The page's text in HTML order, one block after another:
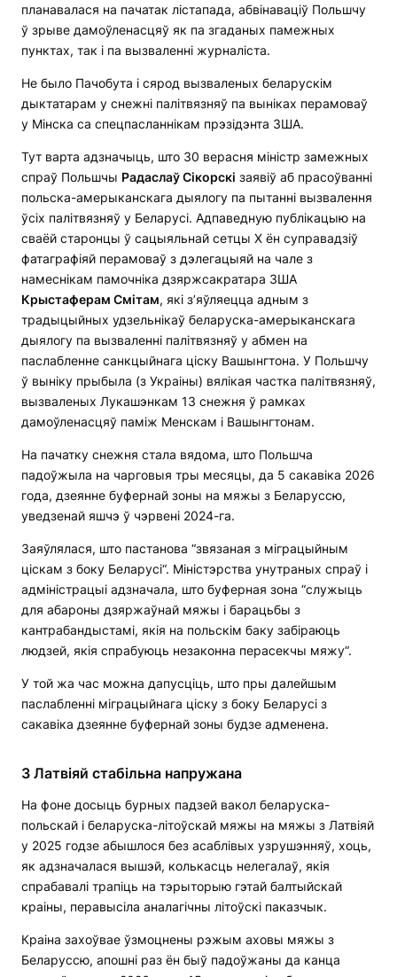
планавалася на пачатак лістапада, абвінаваціў Польшчу
ў зрыве дамоўленасцяў як па згаданых памежных
пунктах, так і па вызваленні журналіста.
Не было Пачобута і сярод вызваленых беларускім
дыктатарам у снежні палітвязняў па выніках перамоваў
у Мінска са спецпасланнікам прэзідэнта ЗША.
Тут варта адзначыць, што 30 верасня міністр замежных
спраў Польшчы Радаслаў Сікорскі заявіў аб прасоўванні
польска-амерыканскага дыялогу па пытанні вызвалення
ўсіх палітвязняў у Беларусі. Адпаведную публікацыю на
сваёй старонцы ў сацыяльнай сетцы Х ён суправадзіў
фатаграфіяй перамоваў з дэлегацыяй на чале з
намеснікам памочніка дзяржсакратара ЗША
Крыстаферам Смітам, які з’яўляецца адным з
традыцыйных удзельнікаў беларуска-амерыканскага
дыялогу па вызваленні палітвязняў у абмен на
паслабленне санкцыйнага ціску Вашынгтона. У Польшчу
ў выніку прыбыла (з Украіны) вялікая частка палітвязняў,
вызваленых Лукашэнкам 13 снежня ў рамках
дамоўленасцяў паміж Менскам і Вашынгтонам.
На пачатку снежня стала вядома, што Польшча
падоўжыла на чарговыя тры месяцы, да 5 сакавіка 2026
года, дзеянне буфернай зоны на мяжы з Беларуссю,
уведзенай яшчэ ў чэрвені 2024-га.
Заяўлялася, што пастанова “звязаная з міграцыйным
ціскам з боку Беларусі“. Міністэрства унутраных спраў і
адміністрацыі адзначала, што буферная зона “служыць
для абароны дзяржаўнай мяжы і барацьбы з
кантрабандыстамі, якія на польскім баку забіраюць
людзей, якія спрабуюць незаконна перасекчы мяжу“.
У той жа час можна дапусціць, што пры далейшым
паслабленні міграцыйнага ціску з боку Беларусі з
сакавіка дзеянне буфернай зоны будзе адменена.
З Латвіяй стабільна напружана
На фоне досыць бурных падзей вакол беларуска-
польскай і беларуска-літоўскай мяжы на мяжы з Латвіяй
у 2025 годзе абышлося без асаблівых узрушэнняў, хоць,
як адзначалася вышэй, колькасць нелегалаў, якія
спрабавалі трапіць на тэрыторыю гэтай балтыйскай
краіны, перавысіла аналагічны літоўскі паказчык.
Краіна захоўвае ўзмоцнены рэжым аховы мяжы з
Беларуссю, апошні раз ён быў падоўжаны да канца